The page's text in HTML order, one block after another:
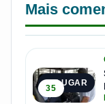
Mais
1º LUGAR
35